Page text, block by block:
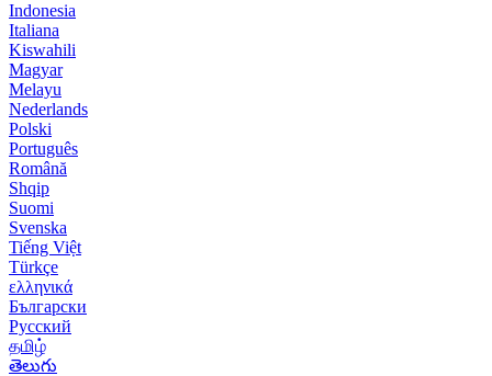
Indonesia
Italiana
Kiswahili
Magyar
Melayu
Nederlands
Polski
Português
Română
Shqip
Suomi
Svenska
Tiếng Việt
Türkçe
ελληνικά
Български
Русский
தமிழ்
తెలుగు